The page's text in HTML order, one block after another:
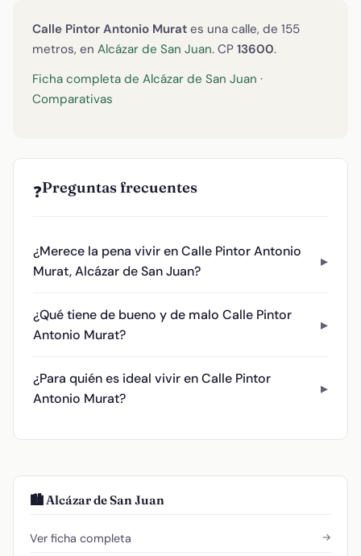
Calle Pintor Antonio Murat es una calle, de 155
metros, en Alcázar de San Juan. CP 13600.
Ficha completa de Alcázar de San Juan ·
Comparativas
❓Preguntas frecuentes
¿Merece la pena vivir en Calle Pintor Antonio
Murat, Alcázar de San Juan?
¿Qué tiene de bueno y de malo Calle Pintor
Antonio Murat?
¿Para quién es ideal vivir en Calle Pintor
Antonio Murat?
🏙️ Alcázar de San Juan
Ver ficha completa →